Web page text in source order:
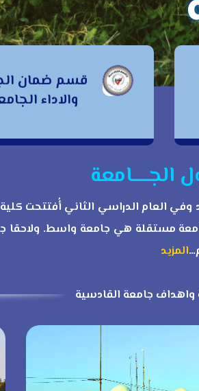
قسم ضمان
والاداء
قسم ضمان
الجودة والاداء
الجامعي
الجـــــامعة
الإدارة والاقتصاد وفي العام الدراسي
مستقلة هي جامعة واسط.
المزيد
واهداف جامعة القادسية